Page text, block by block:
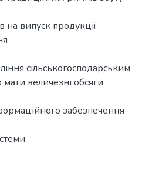
на випуск продукції
сільськогосподарським
величезні обсяги
забезпечення